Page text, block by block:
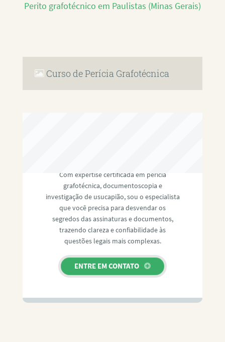
Perito grafotécnico em Paulistas (Minas Gerais)
Curso de Perícia Grafotécnica
Com expertise certificada em perícia
grafotécnica, documentoscopia e
investigação de usucapião, sou o especialista
que você precisa para desvendar os
segredos das assinaturas e documentos,
trazendo clareza e confiabilidade às
questões legais mais complexas.
ENTRE EM CONTATO